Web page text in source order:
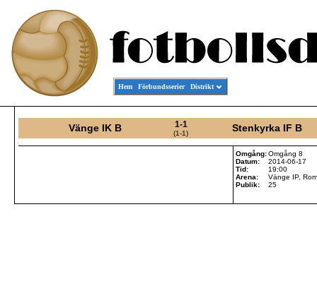
Hem Förbundsserier Distrikt
Vänge IK B 1-1
(1-1) Stenkyrka IF B
Omgång:Omgång 8
Datum:
2014-06-17
Tid:
19:00
Arena:
Vänge IP,
Publik:
25